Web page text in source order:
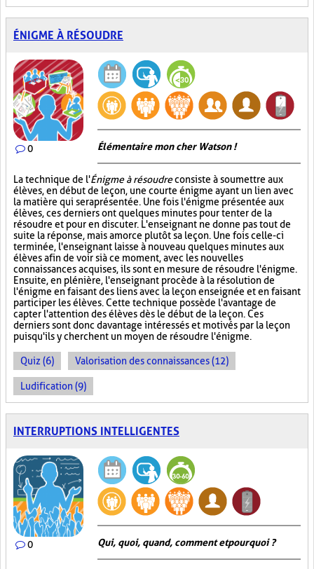
ÉNIGME À RÉSOUDRE
0 Élémentaire mon cher Watson !
La technique de l'Énigme à résoudreconsiste à soumettre aux
élèves, en début de leçon, une courte énigme ayant un lien avec
la matière qui sera présentée. Une fois l'énigme présentée aux
élèves, ces derniers ont quelques minutes pour tenter de la
résoudre et pour en discuter. L'enseignant ne donne pas tout de
suite la réponse, mais amorce plutôt sa leçon. Une fois celle-ci
terminée, l'enseignant laisse à nouveau quelques minutes aux
élèves afin de voir si à ce moment, avec les nouvelles
connaissances acquises, ils sont en mesure de résoudre l'énigme.
Ensuite, en plénière, l'enseignant procède à la résolution de
l'énigme en faisant des liens avec la leçon enseignée et en faisant
participer les élèves. Cette technique possède l'avantage de
capter l'attention des élèves dès le début de la leçon. Ces
derniers sont donc davantage intéressés et motivés par la leçon
puisqu'ils y cherchent un moyen de résoudre l'énigme.
Quiz (6) Valorisation des connaissances (12)
Ludification (9)
INTERRUPTIONS INTELLIGENTES
0 Qui, quoi, quand, comment et pourquoi ?